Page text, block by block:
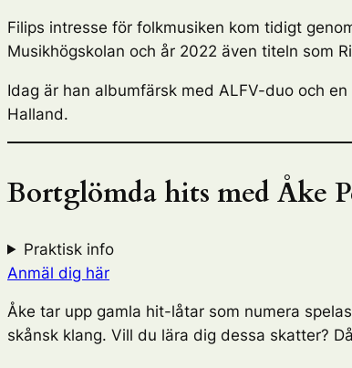
Filips intresse för folkmusiken kom tidigt
Musikhögskolan och år 2022 även titeln som
Idag är han albumfärsk med ALFV-duo och
Halland.
Bortglömda hits med Åke
Praktisk info
Anmäl dig här
Åke tar upp gamla hit-låtar som numera
skånsk klang. Vill du lära dig dessa skatter?